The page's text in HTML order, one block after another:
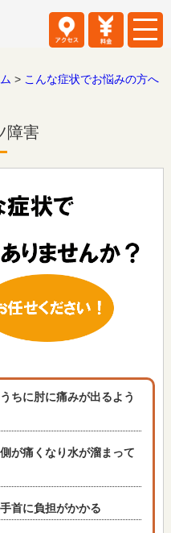
> こんな症状でお悩みの方へ
障害
ちに肘に痛みが出るよう
が痛くなり水が溜まって
首に負担がかかる